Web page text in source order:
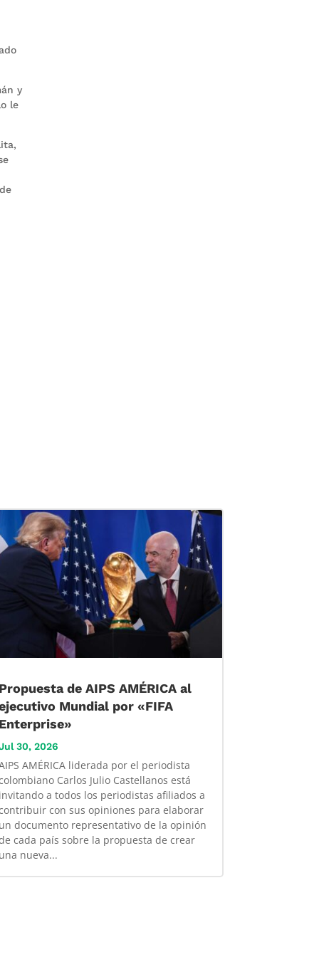
y
le
Propuesta de AIPS AMÉRICA al
Mundial por «FIFA
Enterprise»
30, 2026
AMÉRICA liderada por el periodista
Carlos Julio Castellanos está
invitando a todos los periodistas afiliados a
con sus opiniones para elaborar
un documento representativo de la opinión
cada país sobre la propuesta de crear
una nueva...